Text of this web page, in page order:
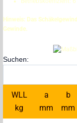
Hinweis: Das
Gewinde.
Suchen:
WLL
kg
a
mm
b
mm